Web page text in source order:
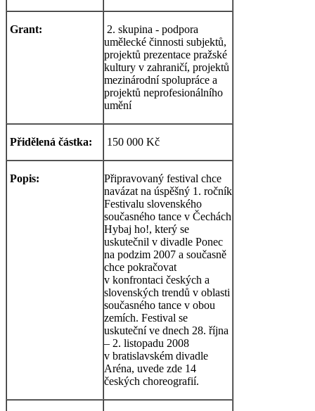
Grant:
2. skupina - podpora
umělecké činnosti subjektů,
projektů prezentace pražské
kultury v zahraničí, projektů
mezinárodní spolupráce a
projektů neprofesionálního
umění
Přidělená částka: 150 000 Kč
Popis:
Připravovaný festival chce
navázat na úspěšný 1. ročník
Festivalu slovenského
současného tance v Čechách
Hybaj ho!, který se
uskutečnil v divadle Ponec
na podzim 2007 a současně
chce pokračovat
v konfrontaci českých a
slovenských trendů v oblasti
současného tance v obou
zemích. Festival se
uskuteční ve dnech 28. října
– 2. listopadu 2008
v bratislavském divadle
Aréna, uvede zde 14
českých choreografií.